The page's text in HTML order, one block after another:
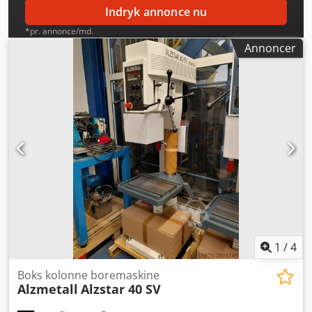
"B" pos. 25.
Indryk annonce nu
*pr. annonce/md.
Annoncer
1 /4
Boks kolonne boremaskine
Alzmetall Alzstar 40 SV